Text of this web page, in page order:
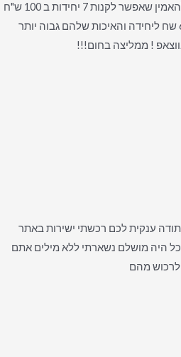
אני רוצה להגיד פשוט ואוו!! לא להאמין שאפשר לקנות 7 יחידות ב 100 ש"ח
רכשתי בקניון את אותו מוצר ב 65 שח ליחידה והאיכות שלהם גבוה יותר
! ממליצה בחום!!!
ענקית לכם רכשתי ישירות באתר
היה מושלם נשארתי ללא מילים אתם
לרכוש מהם